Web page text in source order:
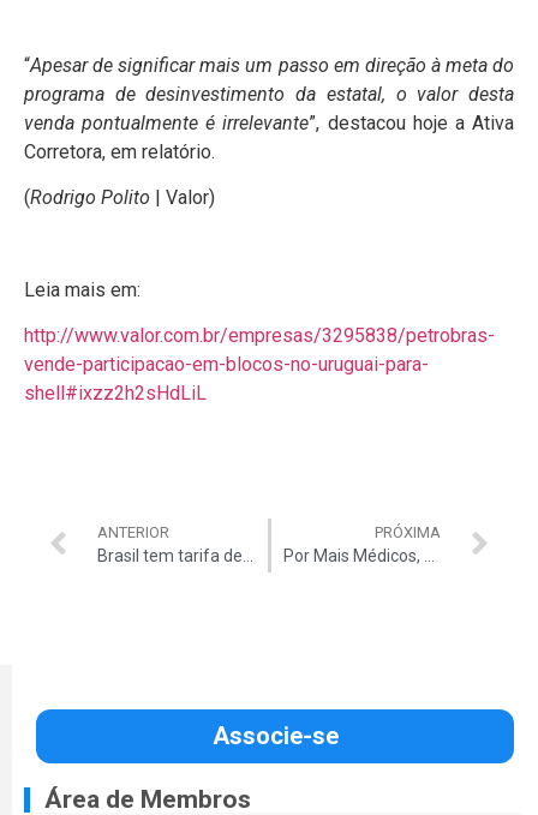
“Apesar de significar mais um passo em direção à meta do
programa de desinvestimento da estatal, o valor desta
venda pontualmente é irrelevante”, destacou hoje a Ativa
Corretora, em relatório.
(Rodrigo Polito | Valor)
Leia mais em:
http://www.valor.com.br/empresas/3295838/petrobras-
vende-participacao-em-blocos-no-uruguai-para-
shell#ixzz2h2sHdLiL
ANTERIOR PRÓXIMA
Associe-se
Área de Membros